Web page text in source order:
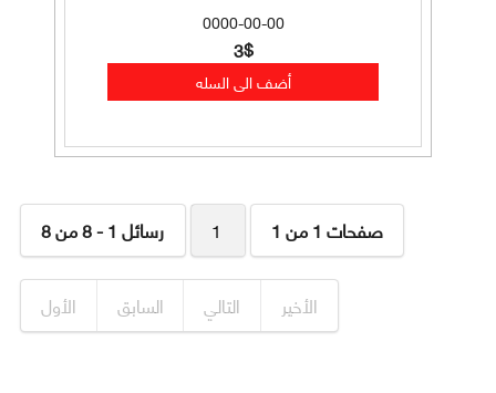
0000-00-00
3$
رسائل 1 - 8 من 8 1 صفحات 1 من 1
الأول السابق التالي الأخير